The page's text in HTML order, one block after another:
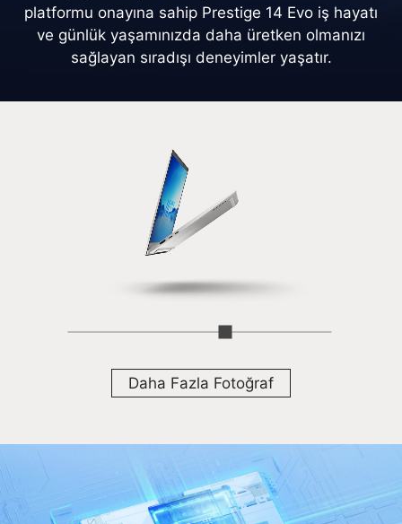
platformu onayına sahip Prestige 14 Evo iş hayatı
ve günlük yaşamınızda daha üretken olmanızı
sağlayan sıradışı deneyimler yaşatır.
Daha Fazla Fotoğraf